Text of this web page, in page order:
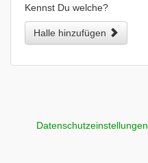
Kennst Du welche?
Halle hinzufügen
Datenschutzeinstellungen